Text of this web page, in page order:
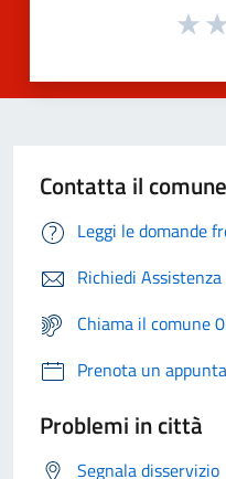
Contatta il comune
Leggi le domande
Richiedi Assistenza
Chiama il comune
Prenota un
Problemi in città
Segnala disservizio